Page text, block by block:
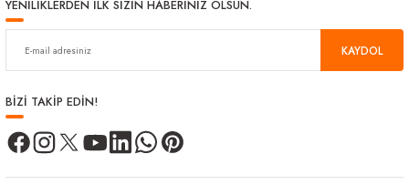
YENİLİKLERDEN İLK SİZİN HABERİNİZ OLSUN.
KAYDOL
BİZİ TAKİP EDİN!